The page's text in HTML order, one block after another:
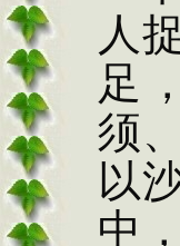
人捉
足
须
以
中